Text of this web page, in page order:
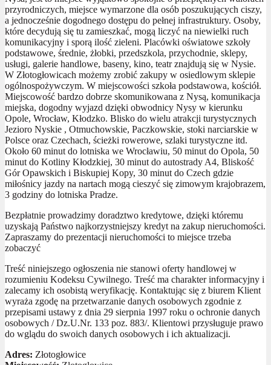
przyrodniczych, miejsce wymarzone dla osób poszukujących ciszy,
a jednocześnie dogodnego dostępu do pełnej infrastruktury. Osoby,
które decydują się tu zamieszkać, mogą liczyć na niewielki ruch
komunikacyjny i sporą ilość zieleni. Placówki oświatowe szkoły
podstawowe, średnie, żłobki, przedszkola, przychodnie, sklepy,
usługi, galerie handlowe, baseny, kino, teatr znajdują się w Nysie.
W Złotogłowicach możemy zrobić zakupy w osiedlowym sklepie
ogólnospożywczym. W miejscowości szkoła podstawowa, kościół.
Miejscowość bardzo dobrze skomunikowana z Nysą, komunikacja
miejska, dogodny wyjazd dzięki obwodnicy Nysy w kierunku
Opole, Wrocław, Kłodzko. Blisko do wielu atrakcji turystycznych
Jezioro Nyskie , Otmuchowskie, Paczkowskie, stoki narciarskie w
Polsce oraz Czechach, ścieżki rowerowe, szlaki turystyczne itd.
Około 60 minut do lotniska we Wrocławiu, 50 minut do Opola, 50
minut do Kotliny Kłodzkiej, 30 minut do autostrady A4, Bliskość
Gór Opawskich i Biskupiej Kopy, 30 minut do Czech gdzie
miłośnicy jazdy na nartach mogą cieszyć się zimowym krajobrazem,
3 godziny do lotniska Pradze.
Bezpłatnie prowadzimy doradztwo kredytowe, dzięki któremu
uzyskają Państwo najkorzystniejszy kredyt na zakup nieruchomości.
Zapraszamy do prezentacji nieruchomości to miejsce trzeba
zobaczyć
Treść niniejszego ogłoszenia nie stanowi oferty handlowej w
rozumieniu Kodeksu Cywilnego. Treść ma charakter informacyjny i
zalecamy ich osobistą weryfikację. Kontaktując się z biurem Klient
wyraża zgodę na przetwarzanie danych osobowych zgodnie z
przepisami ustawy z dnia 29 sierpnia 1997 roku o ochronie danych
osobowych / Dz.U.Nr. 133 poz. 883/. Klientowi przysługuje prawo
do wglądu do swoich danych osobowych i ich aktualizacji.
Adres: Złotogłowice